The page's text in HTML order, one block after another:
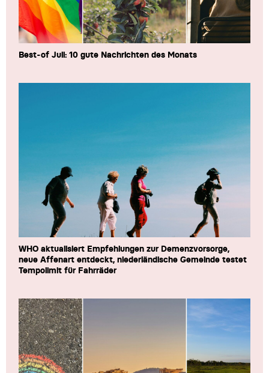
Best-of Juli: 10 gute Nachrichten des Monats
WHO aktualisiert Empfehlungen zur Demenzvorsorge,
neue Affenart entdeckt, niederländische Gemeinde testet
Tempolimit für Fahrräder